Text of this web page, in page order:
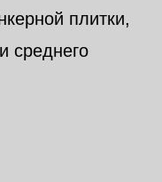
плитки,
среднего